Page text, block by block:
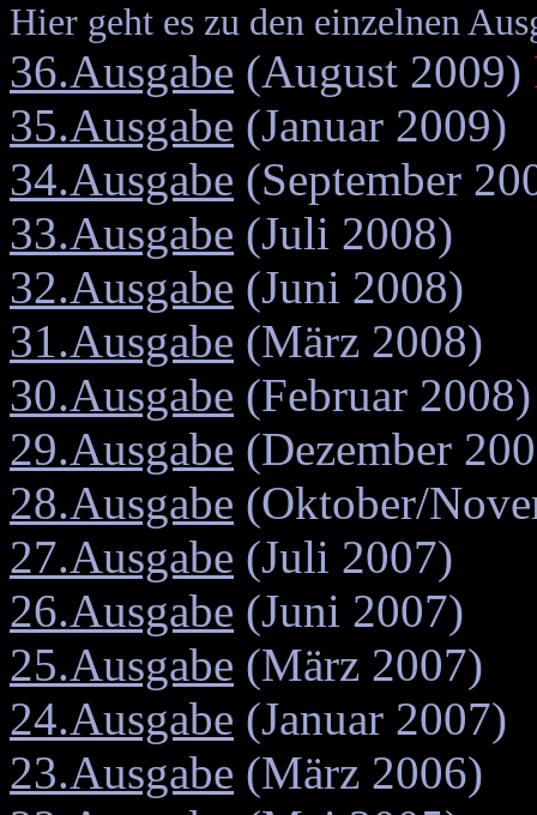
Hier geht es zu den einzelnen
36.Ausgabe (August 2009)
35.Ausgabe (Januar 2009)
34.Ausgabe (September
33.Ausgabe (Juli 2008)
32.Ausgabe (Juni 2008)
31.Ausgabe (März 2008)
30.Ausgabe (Februar 2008)
29.Ausgabe (Dezember
28.Ausgabe (Oktober/
27.Ausgabe (Juli 2007)
26.Ausgabe (Juni 2007)
25.Ausgabe (März 2007)
24.Ausgabe (Januar 2007)
23.Ausgabe (März 2006)